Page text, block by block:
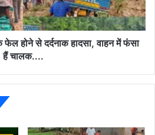
होने से दर्दनाक हादसा, वाहन में फंसा
हैं चालक....